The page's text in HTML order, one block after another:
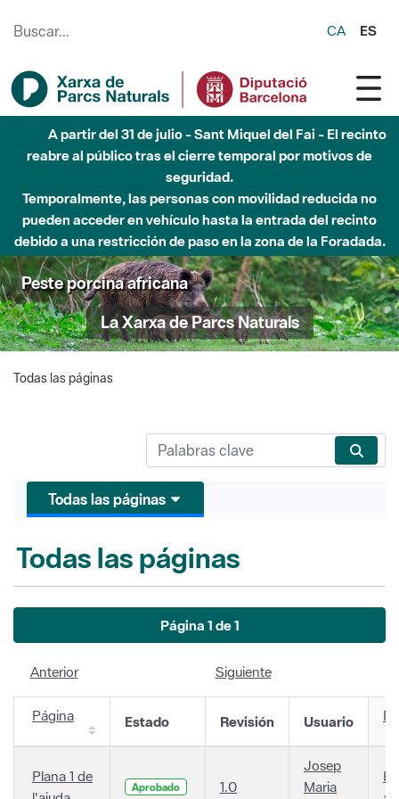
CA ES
A partir del 31 de julio - Sant Miquel del Fai - El recinto
reabre al público tras el cierre temporal por motivos de
seguridad.
Temporalmente, las personas con movilidad reducida no
pueden acceder en vehículo hasta la entrada del recinto
debido a una restricción de paso en la zona de la Foradada.
Peste porcina africana
La Xarxa de Parcs Naturals
Todas las páginas
Todas las páginas
Todas las páginas
Página 1 de 1
Anterior Siguiente
Página Estado Revisión Usuario
Plana 1 de
Aprobado 1.0
Josep
Maria